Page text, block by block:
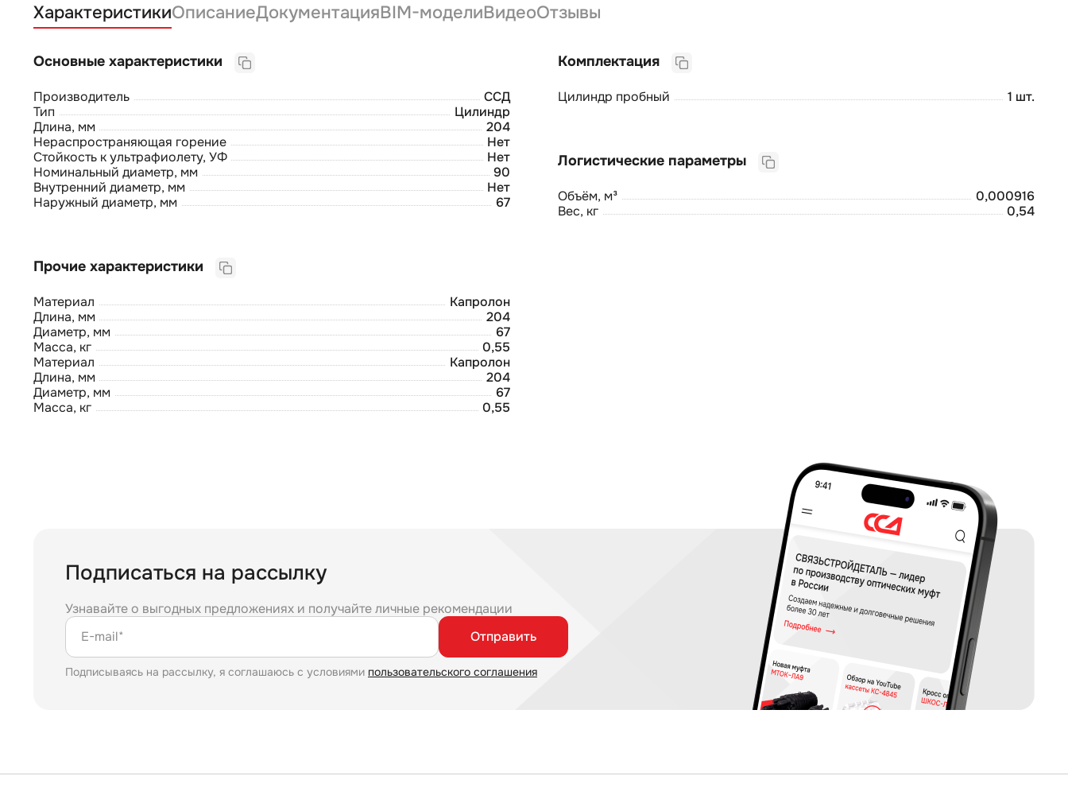
ХарактеристикиОписаниеДокументацияBIM-моделиВидеоОтзывы
Производитель
ССД
Тип
Цилиндр
Длина, мм
204
Нераспространяющая горение
Нет
Стойкость к ультрафиолету, УФ
Нет
Номинальный диаметр, мм
90
Внутренний диаметр, мм
Нет
Наружный диаметр, мм
67
Материал
Капролон
Длина, мм
204
Диаметр, мм
67
Масса, кг
0,55
Материал
Капролон
Длина, мм
204
Диаметр, мм
67
Масса, кг
0,55
Цилиндр пробный 1 шт.
Объём, м³
0,000916
Вес, кг
0,54
Подписаться на рассылку
Узнавайте о выгодных предложениях и получайте личные рекомендации
E-mail*
Отправить
Подписываясь на рассылку, я соглашаюсь с условиями пользовательского соглашения